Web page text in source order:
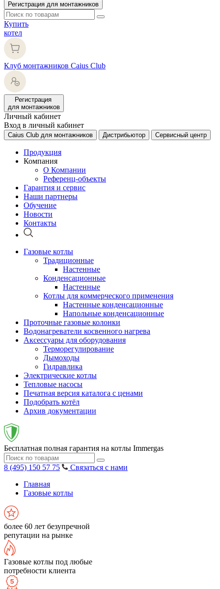
Регистрация для монтажников
Купить
котел
Клуб монтажников Caius Club
Регистрация
для монтажников
Личный кабинет
Вход в личный кабинет
Caius Club для монтажников Дистрибьютор Сервисный центр
Продукция
Компания
О Компании
Референц-объекты
Гарантия и сервис
Наши партнеры
Обучение
Новости
Контакты
Газовые котлы
Традиционные
Настенные
Конденсационные
Настенные
Котлы для коммерческого применения
Настенные конденсационные
Напольные конденсационные
Проточные газовые колонки
Водонагреватели косвенного нагрева
Аксессуары для оборудования
Терморегулирование
Дымоходы
Гидравлика
Электрические котлы
Тепловые насосы
Печатная версия каталога с ценами
Подобрать котёл
Архив документации
Бесплатная полная гарантия на котлы Immergas
8 (495) 150 57 75
Связаться с нами
Главная
Газовые котлы
более 60 лет безупречной
репутации на рынке
Газовые котлы под любые
потребности клиента